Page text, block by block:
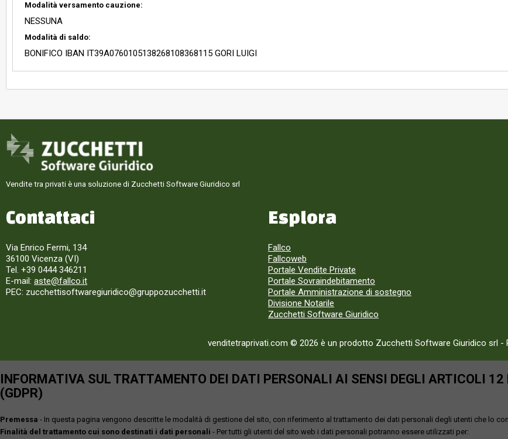
Modalità versamento cauzione:
NESSUNA
Modalità di saldo:
BONIFICO IBAN IT39A0760105138268108368115 GORI LUIGI
Vendite tra privati è una soluzione di Zucchetti Software Giuridico srl
Contattaci
Via Enrico Fermi, 134
36100 Vicenza (VI)
Tel. +39 0444 346211
E-mail: aste@fallco.it
PEC: zucchettisoftwaregiuridico@gruppozucchetti.it
Esplora
Fallco
Fallcoweb
Portale Vendite Private
Portale Sovraindebitamento
Portale Amministrazione di sostegno
Divisione Notarile
Zucchetti Software Giuridico
venditetraprivati.com © 2026 è un prodotto Zucchetti Software Giuridico srl -
INFORMATIVA SUL TRATTAMENTO DEI DATI PERSONALI AI SENSI DEGLI ARTICOLI
(GDPR)
Premessa - In questa pagina vengono descritte le modalità di gestione del sito, con riferimento al trattamento dei dati personali degli utenti che lo
Finalità del trattamento cui sono destinati i dati personali - Per tutti gli utenti del sito web i dati personali potranno essere utilizzati per: